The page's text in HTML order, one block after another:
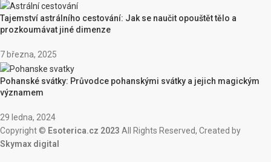
Tajemství astrálního cestování: Jak se naučit opouštět tělo a
prozkoumávat jiné dimenze
7 března, 2025
Pohanské svátky: Průvodce pohanskými svátky a jejich magickým
významem
29 ledna, 2024
Copyright © Esoterica.cz 2023 All Rights Reserved, Created by
Skymax digital